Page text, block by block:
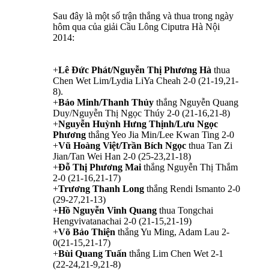
Sau đây là một số trận thắng và thua trong ngày
hôm qua của giải Cầu Lông Ciputra Hà Nội
2014:
+Lê Đức Phát/Nguyễn Thị Phương Hà thua
Chen Wet Lim/Lydia LiYa Cheah 2-0 (21-19,21-
8).
+Bảo Minh/Thanh Thủy thắng Nguyễn Quang
Duy/Nguyễn Thị Ngọc Thúy 2-0 (21-16,21-8)
+Nguyễn Huỳnh Hưng Thịnh/Lưu Ngọc
Phương thắng Yeo Jia Min/Lee Kwan Ting 2-0
+Vũ Hoàng Việt/Trần Bích Ngọc thua Tan Zi
Jian/Tan Wei Han 2-0 (25-23,21-18)
+Đỗ Thị Phương Mai thắng Nguyễn Thị Thắm
2-0 (21-16,21-17)
+Trương Thanh Long thắng Rendi Ismanto 2-0
(29-27,21-13)
+Hồ Nguyễn Vinh Quang thua Tongchai
Hengvivatanachai 2-0 (21-15,21-19)
+Võ Bảo Thiện thắng Yu Ming, Adam Lau 2-
0(21-15,21-17)
+Bùi Quang Tuấn thắng Lim Chen Wet 2-1
(22-24,21-9,21-8)